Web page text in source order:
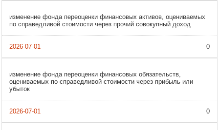
изменение фонда переоценки финансовых активов, оцениваемых
по справедливой стоимости через прочий совокупный доход
0
изменение фонда переоценки финансовых обязательств,
оцениваемых по справедливой стоимости через прибыль или
убыток
0